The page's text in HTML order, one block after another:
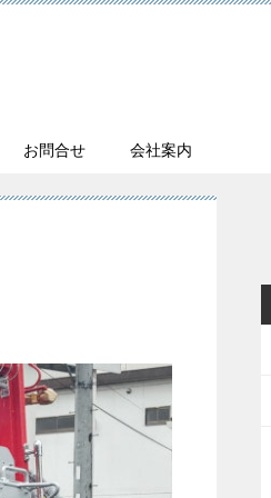
お問合せ 会社案内